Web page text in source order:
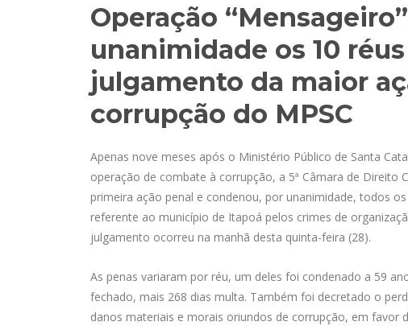
Operação
unanimidade os 10
julgamento da maior
corrupção do MPSC
Apenas nove meses após o Ministério Público de Santa
operação de combate à corrupção, a 5ª Câmara de Direito
primeira ação penal e condenou, por unanimidade, todos
referente ao município de Itapoá pelos crimes de
julgamento ocorreu na manhã desta quinta-feira (28).
As penas variaram por réu, um deles foi condenado a 59
fechado, mais 268 dias multa. Também foi decretado o
danos materiais e morais oriundos de corrupção, em favor